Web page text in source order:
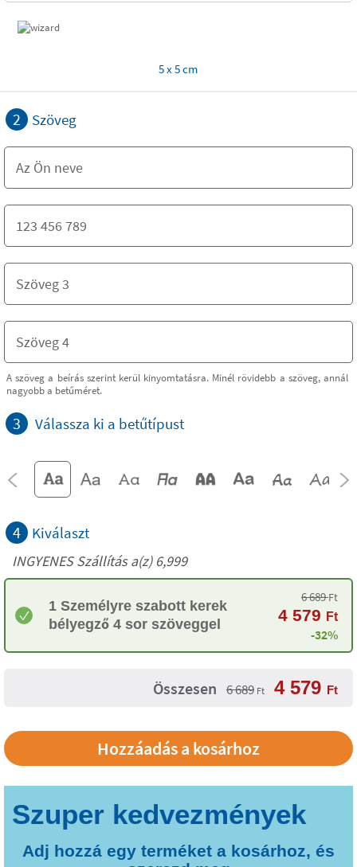
5 x 5 cm
2 Szöveg
A szöveg a beírás szerint kerül kinyomtatásra. Minél rövidebb a szöveg, annál
nagyobb a betűméret.
3 Válassza ki a betűtípust
4 Kiválaszt
INGYENES Szállítás a(z) 6,999
1 Személyre szabott kerek
bélyegző 4 sor szöveggel
6 689Ft
4 579 Ft
-32%
Összesen 6 689 Ft 4 579 Ft
Adj hozzá egy terméket a kosárhoz, és